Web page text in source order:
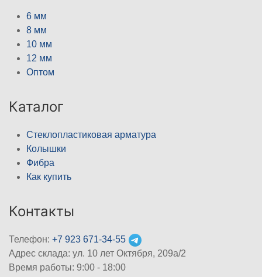
6 мм
8 мм
10 мм
12 мм
Оптом
Каталог
Стеклопластиковая арматура
Колышки
Фибра
Как купить
Контакты
Телефон: +7 923 671-34-55
Адрес склада: ул. 10 лет Октября, 209а/2
Время работы: 9:00 - 18:00